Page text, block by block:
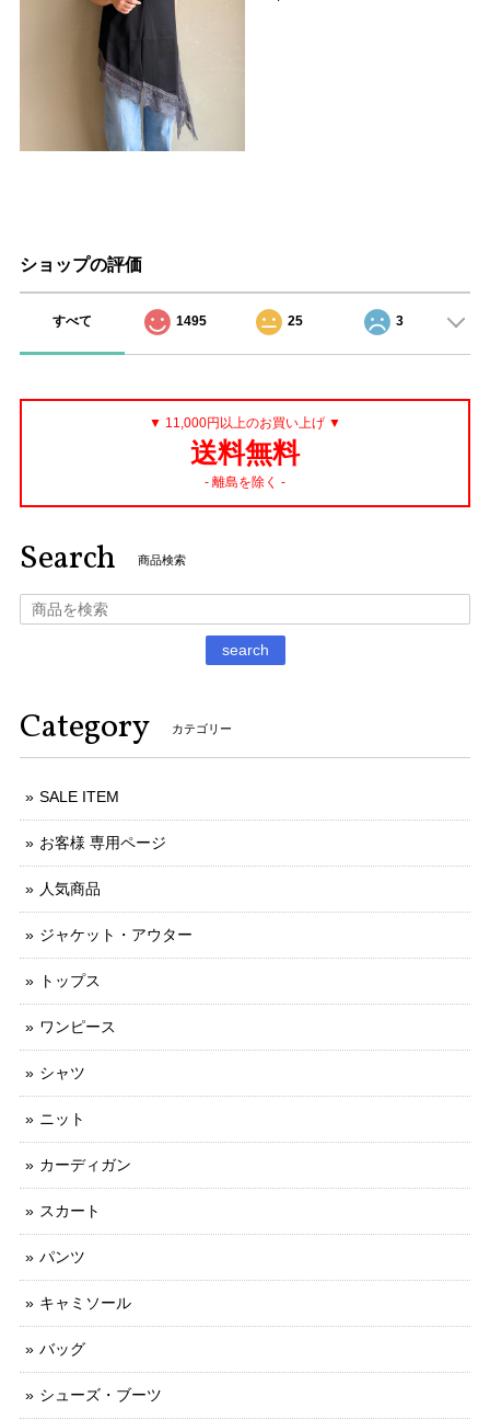
ショップの評価
すべて 1495 25 3
▼ 11,000円以上のお買い上げ ▼
送料無料
- 離島を除く -
Search 商品検索
search
Category カテゴリー
SALE ITEM
お客様 専用ページ
人気商品
ジャケット・アウター
トップス
ワンピース
シャツ
ニット
カーディガン
スカート
パンツ
キャミソール
バッグ
シューズ・ブーツ